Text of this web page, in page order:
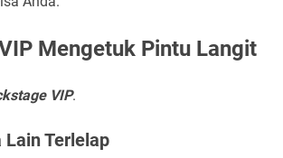
Mengetuk Pintu Langit
VIP.
Terlelap